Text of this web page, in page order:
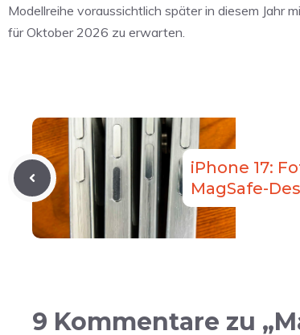
Modellreihe voraussichtlich später in diesem Jahr
für Oktober 2026 zu erwarten.
iPhone 17:
MagSafe-
9 Kommentare zu